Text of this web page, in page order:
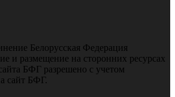
Белорусская Федерация
и размещение на сторонних ресурсах
БФГ разрешено с учетом
сайт БФГ.